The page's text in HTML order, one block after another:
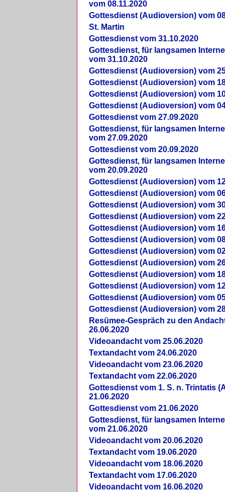
vom 08.11.2020
Gottesdienst (Audioversion) vom
St. Martin
Gottesdienst vom 31.10.2020
Gottesdienst, für langsamen
vom 31.10.2020
Gottesdienst (Audioversion) vom
Gottesdienst (Audioversion) vom
Gottesdienst (Audioversion) vom
Gottesdienst (Audioversion) vom
Gottesdienst vom 27.09.2020
Gottesdienst, für langsamen
vom 27.09.2020
Gottesdienst vom 20.09.2020
Gottesdienst, für langsamen
vom 20.09.2020
Gottesdienst (Audioversion) vom
Gottesdienst (Audioversion) vom
Gottesdienst (Audioversion) vom
Gottesdienst (Audioversion) vom
Gottesdienst (Audioversion) vom
Gottesdienst (Audioversion) vom
Gottesdienst (Audioversion) vom
Gottesdienst (Audioversion) vom
Gottesdienst (Audioversion) vom
Gottesdienst (Audioversion) vom
Gottesdienst (Audioversion) vom
Gottesdienst (Audioversion) vom
Re­sü­mee-Gespräch zu den
26.06.2020
Videoandacht vom 25.06.2020
Textandacht vom 24.06.2020
Videoandacht vom 23.06.2020
Textandacht vom 22.06.2020
Gottesdienst vom 1. S. n. Trintatis
21.06.2020
Gottesdienst vom 21.06.2020
Gottesdienst, für langsamen
vom 21.06.2020
Videoandacht vom 20.06.2020
Textandacht vom 19.06.2020
Videoandacht vom 18.06.2020
Textandacht vom 17.06.2020
Videoandacht vom 16.06.2020